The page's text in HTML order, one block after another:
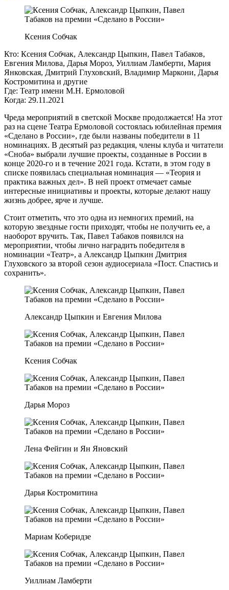
Ксения Собчак
Кто: Ксения Собчак, Александр Цыпкин, Павел Табаков,
Евгения Милова, Дарья Мороз, Уиллиам Ламберти, Мария
Янковская, Дмитрий Глуховский, Владимир Маркони, Дарья
Костромитина и другие
Где: Театр имени М.Н. Ермоловой
Когда: 29.11.2021
Чреда мероприятий в светской Москве продолжается! На этот
раз на сцене Театра Ермоловой состоялась юбилейная премия
«Сделано в России», где были названы победители в 11
номинациях. В десятый раз редакция, члены клуба и читатели
«Сноба» выбрали лучшие проекты, созданные в России в
конце 2020-го и в течение 2021 года. Кстати, в этом году в
списке появилась специальная номинация — «Теория и
практика важных дел». В ней проект отмечает самые
интересные инициативы и проекты, которые делают нашу
жизнь добрее, ярче и лучше.
Стоит отметить, что это одна из немногих премий, на
которую звездные гости приходят, чтобы не получить ее, а
наоборот вручить. Так, Павел Табаков появился на
мероприятии, чтобы лично наградить победителя в
номинации «Театр», а Александр Цыпкин Дмитрия
Глуховского за второй сезон аудиосериала «Пост. Спастись и
сохранить».
Александр Цыпкин и Евгения Милова
Ксения Собчак
Дарья Мороз
Лена Фейгин и Ян Яновский
Дарья Костромитина
Мариам Коберидзе
Уиллиам Ламберти